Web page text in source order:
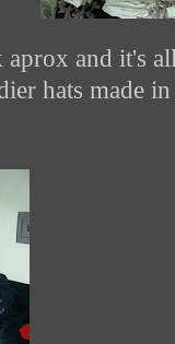
aprox and it's
hats made